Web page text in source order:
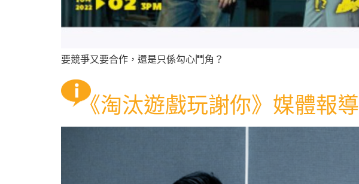
要競爭又要合作，還是只係勾心鬥角？
《淘汰遊戲玩謝你》媒體報導